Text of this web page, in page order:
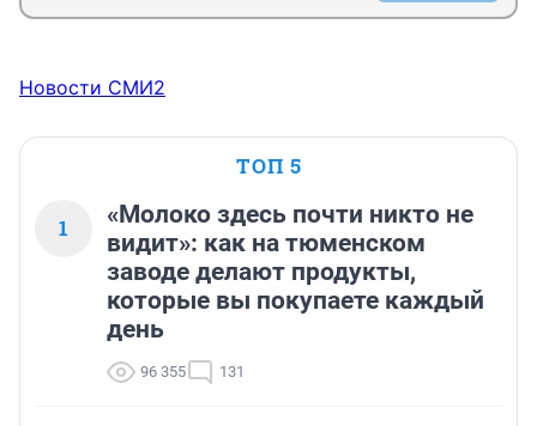
Новости СМИ2
ТОП 5
1
«Молоко здесь почти никто не
видит»: как на тюменском
заводе делают продукты,
которые вы покупаете каждый
день
96 355 131